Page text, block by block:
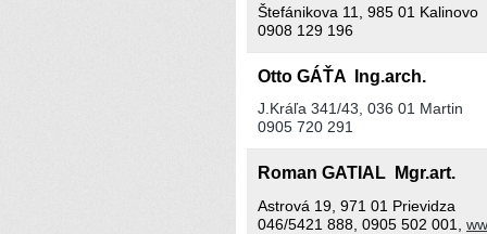
Štefánikova 11, 985 01 Kalinovo
0908 129 196
Otto GÁŤA Ing.arch.
J.Kráľa 341/43, 036 01 Martin
0905 720 291
Roman GATIAL Mgr.art.
Astrová 19, 971 01 Prievidza
046/5421 888, 0905 502 001,